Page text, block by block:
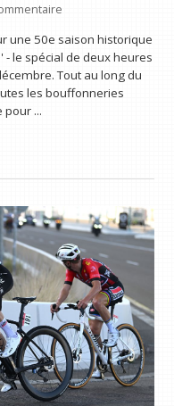
une 50e saison historique
- le spécial de deux heures
Tout au long du
les bouffonneries
pour ...